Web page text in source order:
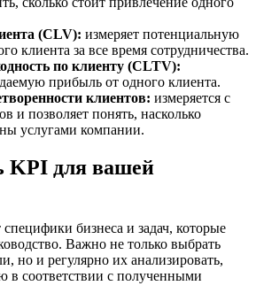
(CLV): измеряет потенциальную
клиента за все время сотрудничества.
по клиенту (CLTV):
прибыль от одного клиента.
клиентов: измеряется с
и позволяет понять, насколько
услугами компании.
KPI для вашей
бизнеса и задач, которые
Важно не только выбрать
но и регулярно их анализировать,
в соответствии с полученными